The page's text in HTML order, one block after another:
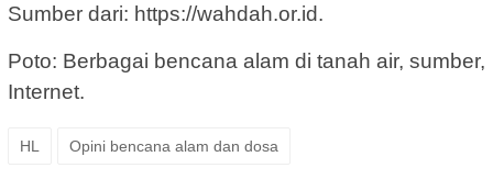
Sumber dari: https://wahdah.or.id.
Poto: Berbagai bencana alam di tanah air, sumber,
Internet.
HL Opini bencana alam dan dosa